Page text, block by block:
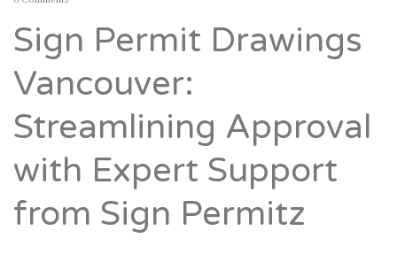
Sign Permit Drawings
Vancouver:
Streamlining Approval
with Expert Support
from Sign Permitz